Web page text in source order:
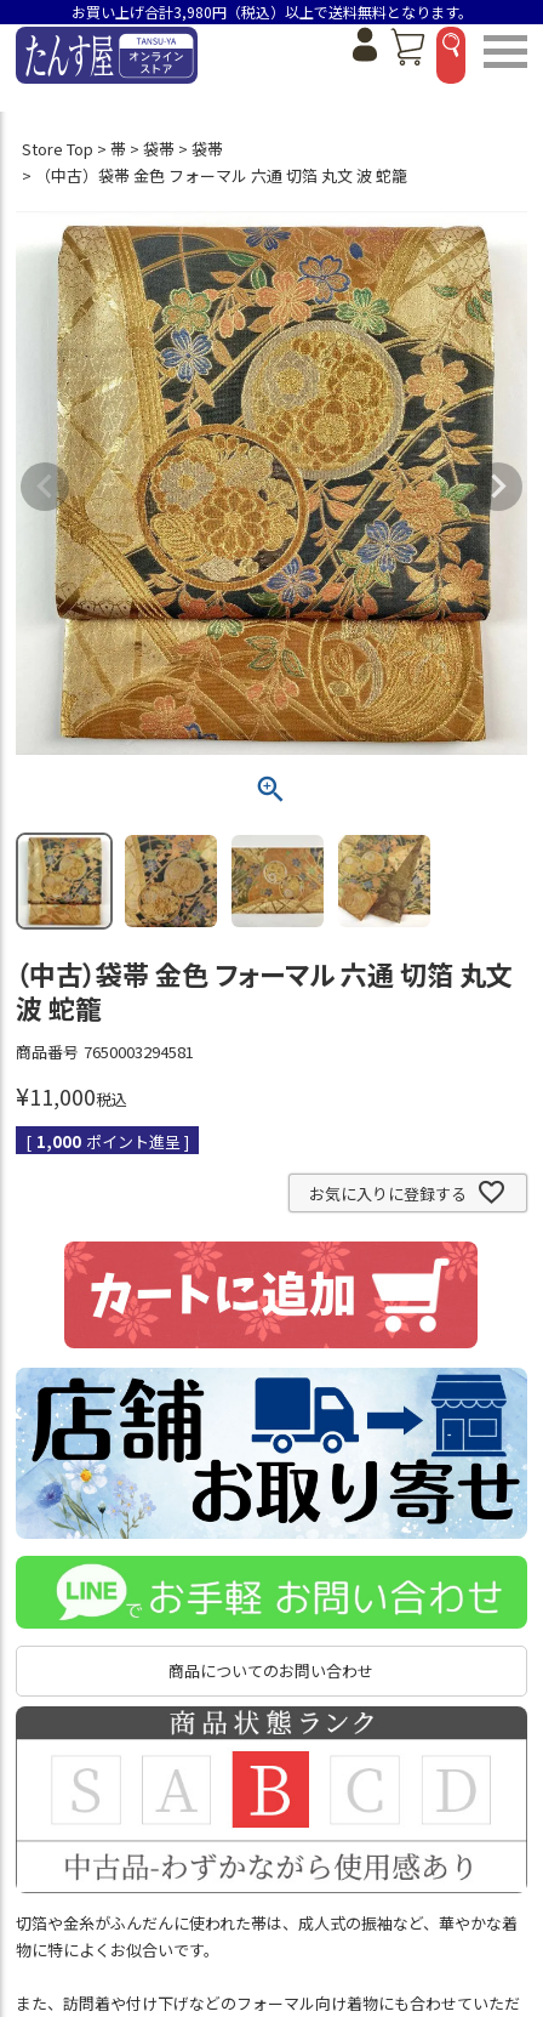
お買い上げ合計3,980円（税込）以上で送料無料となります。
Store Top 帯 袋帯
袋帯
（中古）袋帯 金色 フォーマル 六通 切箔 丸文 波 蛇籠
（中古）袋帯 金色 フォーマル 六通 切箔 丸文
波 蛇籠
商品番号 7650003294581
¥11,000税込
[ 1,000 ポイント進呈 ]
お気に入りに登録する
商品についてのお問い合わせ
切箔や金糸がふんだんに使われた帯は、成人式の振袖など、華やかな着
物に特によくお似合いです。
また、訪問着や付け下げなどのフォーマル向け着物にも合わせていただ